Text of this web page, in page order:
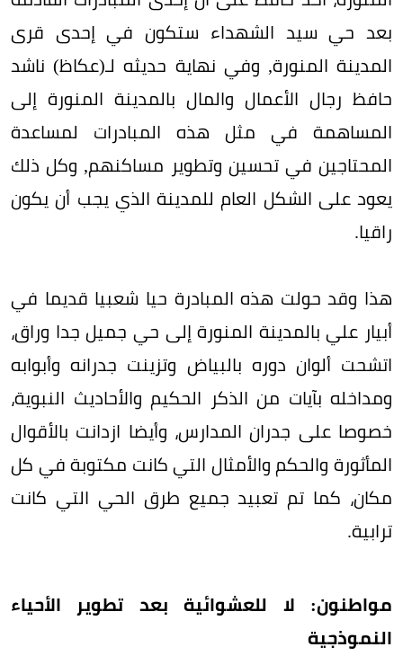
بعد حي سيد الشهداء ستكون في إحدى قرى
المدينة المنورة, وفي نهاية حديثه لـ(عكاظ) ناشد
حافظ رجال الأعمال والمال بالمدينة المنورة إلى
المساهمة في مثل هذه المبادرات لمساعدة
المحتاجين في تحسين وتطوير مساكنهم, وكل ذلك
يعود على الشكل العام للمدينة الذي يجب أن يكون
راقيا.
هذا وقد حولت هذه المبادرة حيا شعبيا قديما في
أبيار علي بالمدينة المنورة إلى حي جميل جدا وراق،
اتشحت ألوان دوره بالبياض وتزينت جدرانه وأبوابه
ومداخله بآيات من الذكر الحكيم والأحاديث النبوية،
خصوصا على جدران المدارس، وأيضا ازدانت بالأقوال
المأثورة والحكم والأمثال التي كانت مكتوبة في كل
مكان، كما تم تعبيد جميع طرق الحي التي كانت
ترابية.
مواطنون: لا للعشوائية بعد تطوير الأحياء
النموذجية